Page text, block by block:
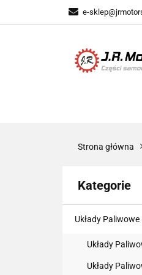
e-
Strona główna
Kategorie
Układy Paliwowe
Układy
Układy